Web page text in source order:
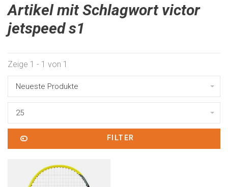
Artikel mit Schlagwort victor
jetspeed s1
Zeige 1 - 1 von 1
Neueste Produkte
25
FILTER